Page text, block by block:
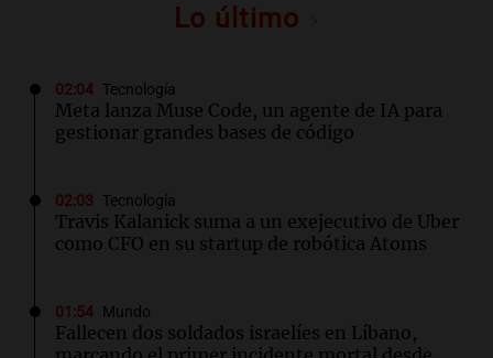
Lo último
02:04 Tecnología
Meta lanza Muse Code, un agente de IA para
gestionar grandes bases de código
02:03 Tecnología
Travis Kalanick suma a un exejecutivo de Uber
como CFO en su startup de robótica Atoms
01:54 Mundo
Fallecen dos soldados israelíes en Líbano,